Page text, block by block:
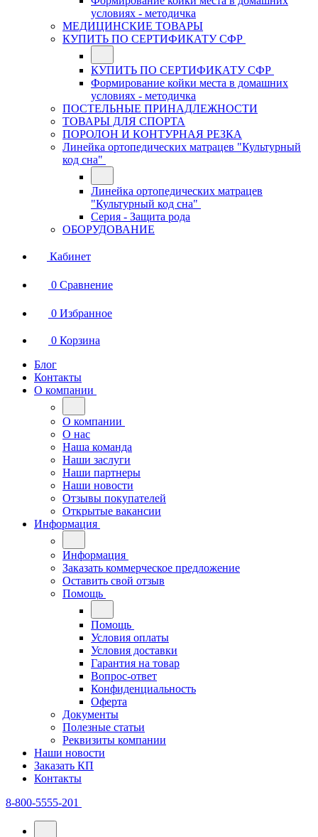
условиях - методичка
МЕДИЦИНСКИЕ ТОВАРЫ
КУПИТЬ ПО СЕРТИФИКАТУ СФР
КУПИТЬ ПО СЕРТИФИКАТУ СФР
Формирование койки места в домашних
условиях - методичка
ПОСТЕЛЬНЫЕ ПРИНАДЛЕЖНОСТИ
ТОВАРЫ ДЛЯ СПОРТА
ПОРОЛОН И КОНТУРНАЯ РЕЗКА
Линейка ортопедических матрацев "Культурный
код сна"
Линейка ортопедических матрацев
"Культурный код сна"
Серия - Защита рода
ОБОРУДОВАНИЕ
Кабинет
0 Сравнение
0 Избранное
0 Корзина
Блог
Контакты
О компании
О компании
О нас
Наша команда
Наши заслуги
Наши партнеры
Наши новости
Отзывы покупателей
Открытые вакансии
Информация
Информация
Заказать коммерческое предложение
Оставить свой отзыв
Помощь
Помощь
Условия оплаты
Условия доставки
Гарантия на товар
Вопрос-ответ
Конфиденциальность
Оферта
Документы
Полезные статьи
Реквизиты компании
Наши новости
Заказать КП
Контакты
8-800-5555-201